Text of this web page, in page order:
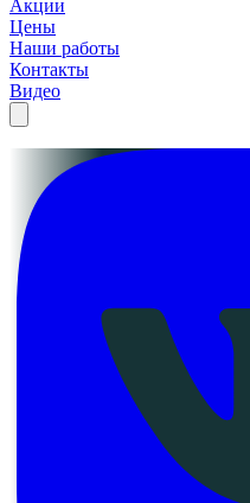
Акции
Цены
Наши работы
Контакты
Видео